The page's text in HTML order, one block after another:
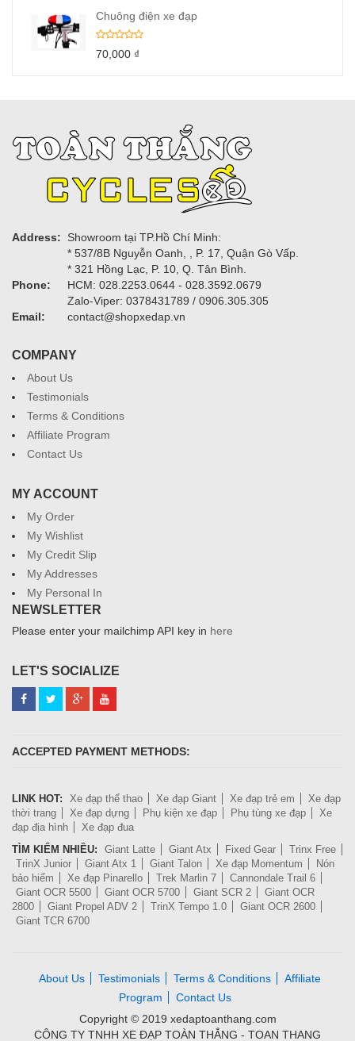
Chuông điện xe đạp
70,000 ₫
Address:
Showroom tại TP.Hồ Chí Minh:
* 537/8B Nguyễn Oanh, , P. 17, Quận Gò Vấp.
* 321 Hồng Lạc, P. 10, Q. Tân Bình.
Phone:
HCM: 028.2253.0644 - 028.3592.0679
Zalo-Viper: 0378431789 / 0906.305.305
Email:
contact@shopxedap.vn
COMPANY
About Us
Testimonials
Terms & Conditions
Affiliate Program
Contact Us
MY ACCOUNT
My Order
My Wishlist
My Credit Slip
My Addresses
My Personal In
NEWSLETTER
Please enter your mailchimp API key in here
LET'S SOCIALIZE
ACCEPTED PAYMENT METHODS:
LINK HOT: Xe đạp thể thao Xe đạp Giant Xe đạp trẻ em
Xe đạp
thời trang
Xe đạp dựng Phụ kiện xe đạp Phụ tùng xe đạp
Xe
đạp địa hình
Xe đạp đua
TÌM KIẾM NHIỀU:
Giant Latte Giant Atx Fixed Gear
Trinx Free
TrinX Junior
Giant Atx 1 Giant Talon Xe đạp Momentum
Nón
bảo hiểm
Xe đạp Pinarello Trek Marlin 7
Cannondale Trail 6
Giant OCR 5500
Giant OCR 5700 Giant SCR 2
Giant OCR
2800
Giant Propel ADV 2 TrinX Tempo 1.0
Giant OCR 2600
Giant TCR 6700
About Us Testimonials Terms & Conditions
Affiliate
Program
Contact Us
Copyright © 2019 xedaptoanthang.com
CÔNG TY TNHH XE ĐẠP TOÀN THẮNG - TOAN THANG